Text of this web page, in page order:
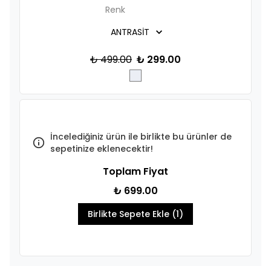
Renk
₺ 499.00 ₺ 299.00
İncelediğiniz ürün ile birlikte bu ürünler de
sepetinize eklenecektir!
Toplam Fiyat
₺ 699.00
Birlikte Sepete Ekle (1)